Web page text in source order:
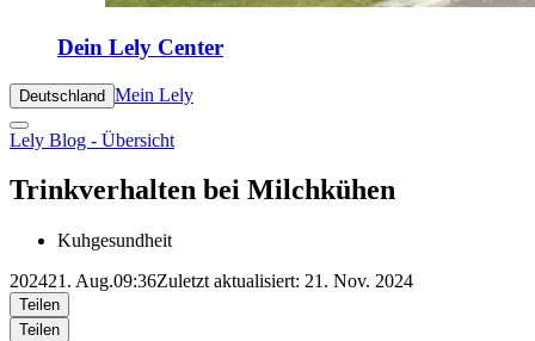
Dein Lely Center
Deutschland Mein Lely
Lely Blog - Übersicht
Trinkverhalten bei Milchkühen
Kuhgesundheit
202421. Aug.09:36Zuletzt aktualisiert: 21. Nov. 2024
Teilen
Teilen